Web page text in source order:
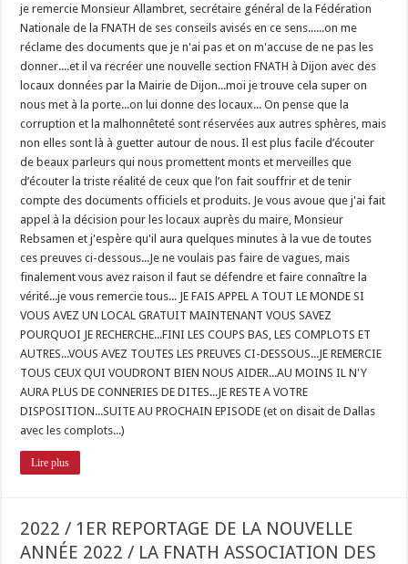
je remercie Monsieur Allambret, secrétaire général de la Fédération
Nationale de la FNATH de ses conseils avisés en ce sens......on me
réclame des documents que je n'ai pas et on m'accuse de ne pas les
donner....et il va recréer une nouvelle section FNATH à Dijon avec des
locaux données par la Mairie de Dijon...moi je trouve cela super on
nous met à la porte...on lui donne des locaux... On pense que la
corruption et la malhonnêteté sont réservées aux autres sphères, mais
non elles sont là à guetter autour de nous. Il est plus facile d’écouter
de beaux parleurs qui nous promettent monts et merveilles que
d’écouter la triste réalité de ceux que l’on fait souffrir et de tenir
compte des documents officiels et produits. Je vous avoue que j'ai fait
appel à la décision pour les locaux auprès du maire, Monsieur
Rebsamen et j'espère qu'il aura quelques minutes à la vue de toutes
ces preuves ci-dessous...Je ne voulais pas faire de vagues, mais
finalement vous avez raison il faut se défendre et faire connaître la
vérité...je vous remercie tous... JE FAIS APPEL A TOUT LE MONDE SI
VOUS AVEZ UN LOCAL GRATUIT MAINTENANT VOUS SAVEZ
POURQUOI JE RECHERCHE...FINI LES COUPS BAS, LES COMPLOTS ET
AUTRES...VOUS AVEZ TOUTES LES PREUVES CI-DESSOUS...JE REMERCIE
TOUS CEUX QUI VOUDRONT BIEN NOUS AIDER...AU MOINS IL N'Y
AURA PLUS DE CONNERIES DE DITES...JE RESTE A VOTRE
DISPOSITION...SUITE AU PROCHAIN EPISODE (et on disait de Dallas
avec les complots...)
Lire plus
2022 / 1ER REPORTAGE DE LA NOUVELLE
ANNÉE 2022 / LA FNATH ASSOCIATION DES